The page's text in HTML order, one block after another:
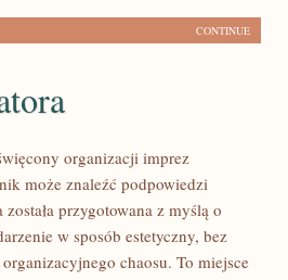
CONTINUE
organizacji imprez
może znaleźć podpowiedzi
przygotowana z myślą o
w sposób estetyczny, bez
chaosu. To miejsce